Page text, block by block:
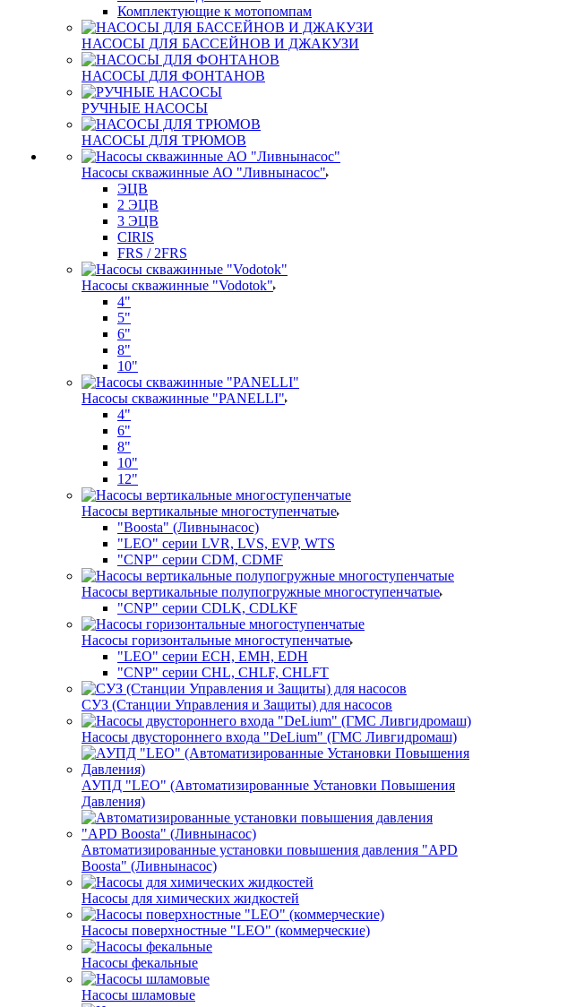
Комплектующие к мотопомпам
НАСОСЫ ДЛЯ БАССЕЙНОВ И ДЖАКУЗИ
НАСОСЫ ДЛЯ ФОНТАНОВ
РУЧНЫЕ НАСОСЫ
НАСОСЫ ДЛЯ ТРЮМОВ
Насосы скважинные АО "Ливнынасос"
ЭЦВ
2 ЭЦВ
3 ЭЦВ
CIRIS
FRS / 2FRS
Насосы скважинные "Vodotok"
4"
5"
6"
8"
10"
Насосы скважинные "PANELLI"
4"
6"
8"
10"
12"
Насосы вертикальные многоступенчатые
"Boosta" (Ливнынасос)
"LEO" серии LVR, LVS, EVP, WTS
"CNP" серии CDM, CDMF
Насосы вертикальные полупогружные многоступенчатые
"CNP" серии CDLK, CDLKF
Насосы горизонтальные многоступенчатые
"LEO" серии ECH, EMH, EDH
"CNP" серии CHL, CHLF, CHLFT
СУЗ (Станции Управления и Защиты) для насосов
Насосы двустороннего входа "DeLium" (ГМС Ливгидромаш)
АУПД "LEO" (Автоматизированные Установки Повышения
Давления)
Автоматизированные установки повышения давления "APD
Boosta" (Ливнынасос)
Насосы для химических жидкостей
Насосы поверхностные "LEO" (коммерческие)
Насосы фекальные
Насосы шламовые